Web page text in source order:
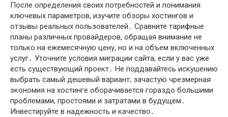
После определения своих потребностей и понимания
ключевых параметров, изучите обзоры хостингов и
отзывы реальных пользователей․ Сравните тарифные
планы различных провайдеров, обращая внимание не
только на ежемесячную цену, но и на объем включенных
услуг․ Уточните условия миграции сайта, если у вас уже
есть существующий проект․ Не поддавайтесь искушению
выбрать самый дешевый вариант; зачастую чрезмерная
экономия на хостинге оборачивается гораздо большими
проблемами, простоями и затратами в будущем․
Инвестируйте в надежность и качество․